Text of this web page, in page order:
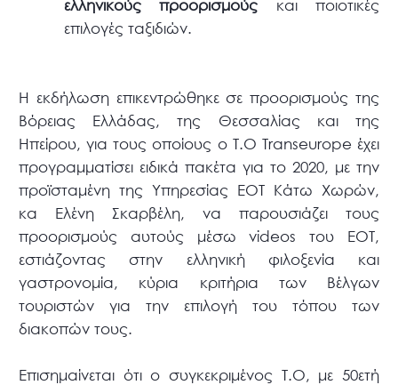
ελληνικούς προορισμούς και ποιοτικές
επιλογές ταξιδιών.
Η εκδήλωση επικεντρώθηκε σε προορισμούς της
Βόρειας Ελλάδας, της Θεσσαλίας και της
Ηπείρου, για τους οποίους ο Τ.Ο Transeurope έχει
προγραμματίσει ειδικά πακέτα για το 2020, με την
προϊσταμένη της Υπηρεσίας ΕΟΤ Κάτω Χωρών,
κα Ελένη Σκαρβέλη, να παρουσιάζει τους
προορισμούς αυτούς μέσω videos του ΕΟΤ,
εστιάζοντας στην ελληνική φιλοξενία και
γαστρονομία, κύρια κριτήρια των Βέλγων
τουριστών για την επιλογή του τόπου των
διακοπών τους.
Επισημαίνεται ότι ο συγκεκριμένος T.O, με 50ετή